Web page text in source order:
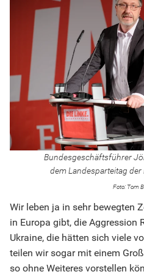
Bundesgeschäftsführer
dem Landesparteitag
Tom
Wir leben ja in sehr bewegten
in Europa gibt, die Aggression
Ukraine, die hätten sich viele
teilen wir sogar mit einem
so ohne Weiteres vorstellen